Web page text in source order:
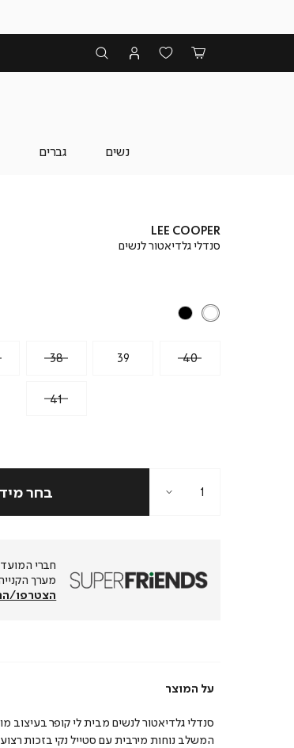
נשים גברים
LEE COOPER
סנדלי גלדיאטור לנשים
38 39 40
41
מערך
הצטרפו/
על המוצר
סנדלי גלדיאטור לנשים מבית לי קופר בעיצוב
המשלב נוחות מירבית עם סטייל נקי בזכות